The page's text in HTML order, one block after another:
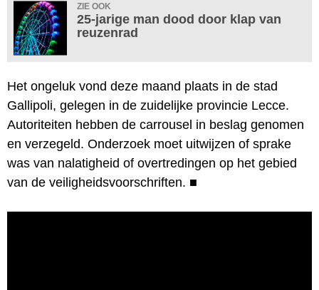
ZIE OOK
25-jarige man dood door klap van
reuzenrad
Het ongeluk vond deze maand plaats in de stad
Gallipoli, gelegen in de zuidelijke provincie Lecce.
Autoriteiten hebben de carrousel in beslag genomen
en verzegeld. Onderzoek moet uitwijzen of sprake
was van nalatigheid of overtredingen op het gebied
van de veiligheidsvoorschriften. ■